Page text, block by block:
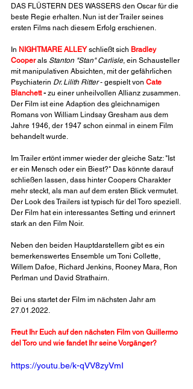
DAS FLÜSTERN DES WASSERS den Oscar für die
beste Regie erhalten. Nun ist der Trailer seines
ersten Films nach diesem Erfolg erschienen.
In NIGHTMARE ALLEY schließt sich Bradley
Cooper als Stanton "Stan" Carlisle , ein Schausteller
mit manipulativen Absichten, mit der gefährlichen
Psychiaterin Dr. Lilith Ritter - gespielt von Cate
Blanchett - zu einer unheilvollen Allianz zusammen.
Der Film ist eine Adaption des gleichnamigen
Romans von William Lindsay Gresham aus dem
Jahre 1946, der 1947 schon einmal in einem Film
behandelt wurde.
Im Trailer ertönt immer wieder der gleiche Satz: "Ist
er ein Mensch oder ein Biest?" Das könnte darauf
schließen lassen, dass hinter Coopers Charakter
mehr steckt, als man auf dem ersten Blick vermutet.
Der Look des Trailers ist typisch für del Toro speziell.
Der Film hat ein interessantes Setting und erinnert
stark an den Film Noir.
Neben den beiden Hauptdarstellern gibt es ein
bemerkenswertes Ensemble um Toni Collette,
Willem Dafoe, Richard Jenkins, Rooney Mara, Ron
Perlman und David Strathairn.
Bei uns startet der Film im nächsten Jahr am
27.01.2022.
Freut Ihr Euch auf den nächsten Film von Guillermo
del Toro und wie fandet Ihr seine Vorgänger?
https://youtu.be/k-qVV8zyVmI